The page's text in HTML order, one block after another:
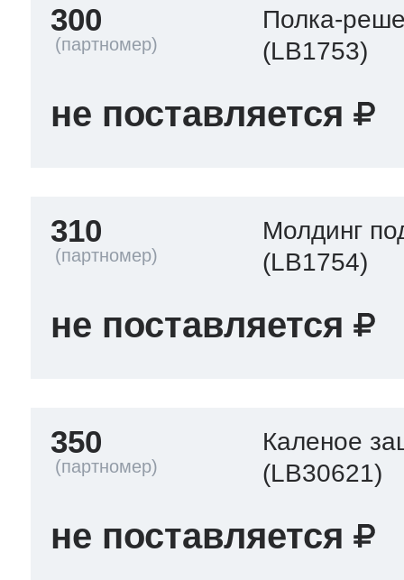
300
Полка-
(LB1753)
не поставляется
310
Молдинг
(LB1754)
не поставляется
350
Каленое
(LB30621)
не поставляется